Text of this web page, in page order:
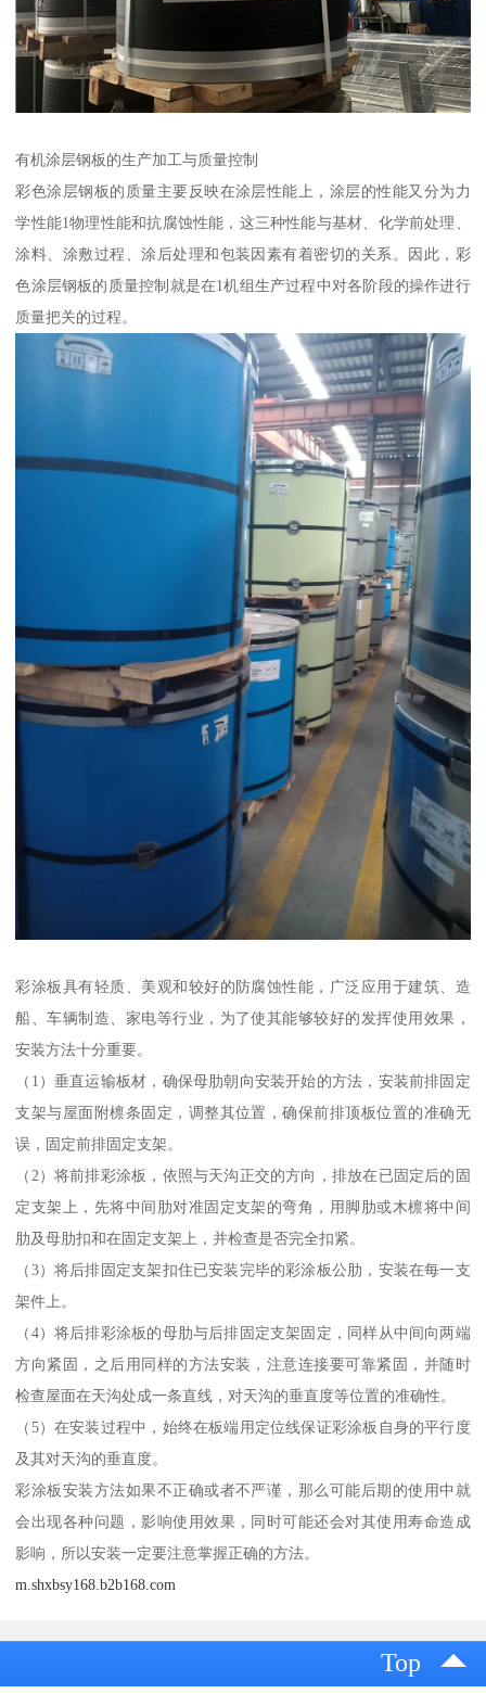
有机涂层钢板的生产加工与质量控制
彩色涂层钢板的质量主要反映在涂层性能上，涂层的性能又分为力
学性能1物理性能和抗腐蚀性能，这三种性能与基材、化学前处理、
涂料、涂敷过程、涂后处理和包装因素有着密切的关系。因此，彩
色涂层钢板的质量控制就是在1机组生产过程中对各阶段的操作进行
质量把关的过程。
彩涂板具有轻质、美观和较好的防腐蚀性能，广泛应用于建筑、造
船、车辆制造、家电等行业，为了使其能够较好的发挥使用效果，
安装方法十分重要。
（1）垂直运输板材，确保母肋朝向安装开始的方法，安装前排固定
支架与屋面附檩条固定，调整其位置，确保前排顶板位置的准确无
误，固定前排固定支架。
（2）将前排彩涂板，依照与天沟正交的方向，排放在已固定后的固
定支架上，先将中间肋对准固定支架的弯角，用脚肋或木檩将中间
肋及母肋扣和在固定支架上，并检查是否完全扣紧。
（3）将后排固定支架扣住已安装完毕的彩涂板公肋，安装在每一支
架件上。
（4）将后排彩涂板的母肋与后排固定支架固定，同样从中间向两端
方向紧固，之后用同样的方法安装，注意连接要可靠紧固，并随时
检查屋面在天沟处成一条直线，对天沟的垂直度等位置的准确性。
（5）在安装过程中，始终在板端用定位线保证彩涂板自身的平行度
及其对天沟的垂直度。
彩涂板安装方法如果不正确或者不严谨，那么可能后期的使用中就
会出现各种问题，影响使用效果，同时可能还会对其使用寿命造成
影响，所以安装一定要注意掌握正确的方法。
m.shxbsy168.b2b168.com
Top